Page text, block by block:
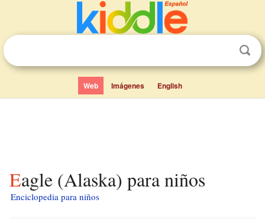
Web Imágenes English
Eagle (Alaska) para niños
Enciclopedia para niños